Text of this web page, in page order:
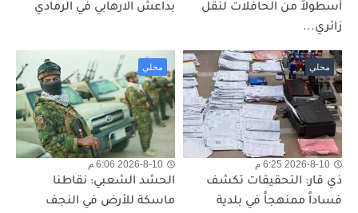
أسطولاً من الحافلات لنقل
زائري...
بداعش الارهابي في الرمادي
محلي
2026-8-10 6:25 م
ذي قار: التحقيقات تكشف
فساداً ممنهجاً في بلدية
محلي
2026-8-10 6:06 م
الحشد الشعبي: نقاطنا
ماسكة للأرض في النجف